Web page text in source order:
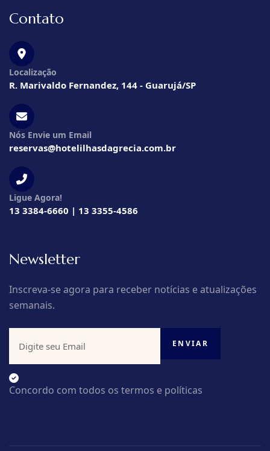
Contato
Localização
R. Marivaldo Fernandez, 144 - Guarujá/SP
Nós Envie um Email
reservas@hotelilhasdagrecia.com.br
Ligue Agora!
13 3384-6660 | 13 3355-4586
Newsletter
Inscreva-se agora para receber notícias e atualizações
semanais.
Concordo com todos os termos e políticas